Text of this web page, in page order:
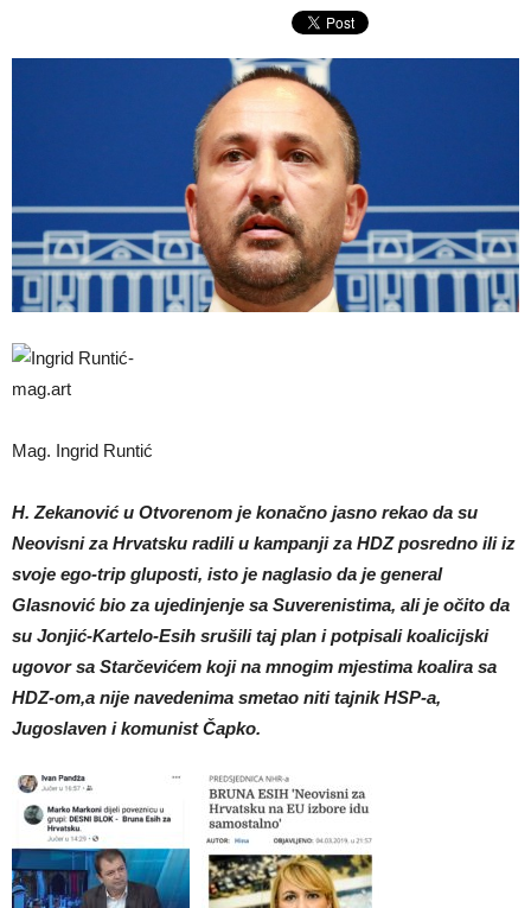
Mag. Ingrid Runtić
H. Zekanović u Otvorenom je konačno jasno rekao da su
Neovisni za Hrvatsku radili u kampanji za HDZ posredno ili iz
svoje ego-trip gluposti, isto je naglasio da je general
Glasnović bio za ujedinjenje sa Suverenistima, ali je očito da
su Jonjić-Kartelo-Esih srušili taj plan i potpisali koalicijski
ugovor sa Starčevićem koji na mnogim mjestima koalira sa
HDZ-om,a nije navedenima smetao niti tajnik HSP-a,
Jugoslaven i komunist Čapko.